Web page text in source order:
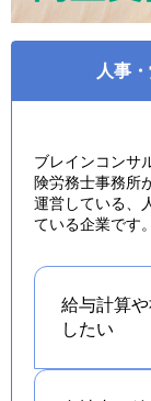
人事
ブレインコンサ
険労務士事務所
運営している、
ている企業です。
給与計算
したい